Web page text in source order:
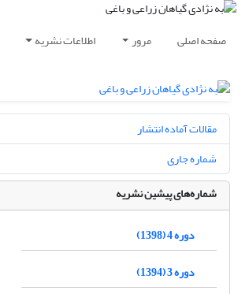
صفحه اصلی مرور اطلاعات نشریه
مقالات آماده انتشار
شماره جاری
شماره‌های پیشین نشریه
دوره 4 (1398)
دوره 3 (1394)